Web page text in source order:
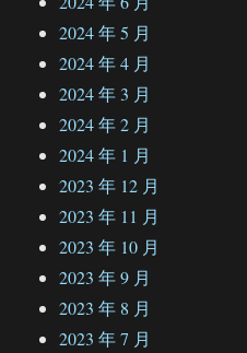
2024 年 5 月
2024 年 4 月
2024 年 3 月
2024 年 2 月
2024 年 1 月
2023 年 12 月
2023 年 11 月
2023 年 10 月
2023 年 9 月
2023 年 8 月
2023 年 7 月